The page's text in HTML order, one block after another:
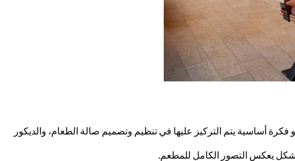
أساسية يتم التركيز عليها في تنظيم وتصميم صالة الطعام، والديكور
بشكل يعكس التصور الكامل للمطعم.